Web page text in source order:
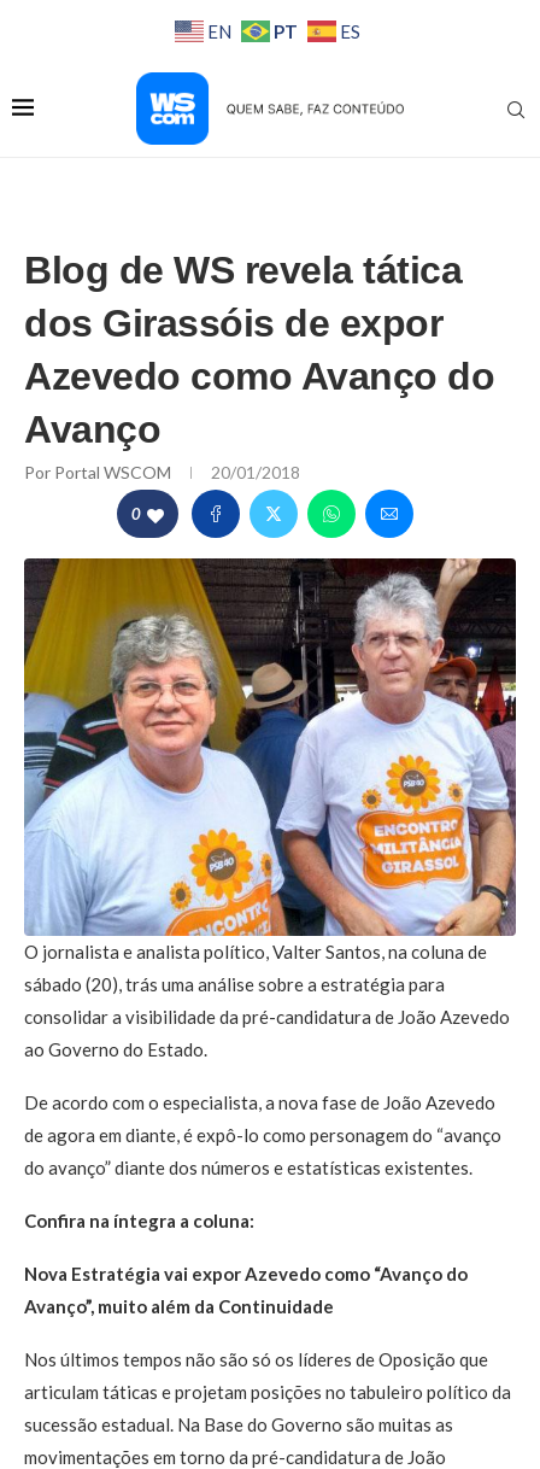
EN PT ES
Blog de WS revela tática
dos Girassóis de expor
Azevedo como Avanço do
Avanço
Por Portal WSCOM 20/01/2018
0
O jornalista e analista político, Valter Santos, na coluna de
sábado (20), trás uma análise sobre a estratégia para
consolidar a visibilidade da pré-candidatura de João Azevedo
ao Governo do Estado.
De acordo com o especialista, a nova fase de João Azevedo
de agora em diante, é expô-lo como personagem do “avanço
do avanço” diante dos números e estatísticas existentes.
Confira na íntegra a coluna:
Nova Estratégia vai expor Azevedo como “Avanço do
Avanço”, muito além da Continuidade
Nos últimos tempos não são só os líderes de Oposição que
articulam táticas e projetam posições no tabuleiro político da
sucessão estadual. Na Base do Governo são muitas as
movimentações em torno da pré-candidatura de João